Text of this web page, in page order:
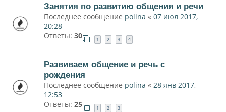
Занятия по развитию общения и речи
Последнее сообщение polina « 07 июл 2017,
20:28
Ответы: 30 1 2 3 4
Развиваем общение и речь с
рождения
Последнее сообщение polina « 28 янв 2017,
12:53
Ответы: 25 1 2 3